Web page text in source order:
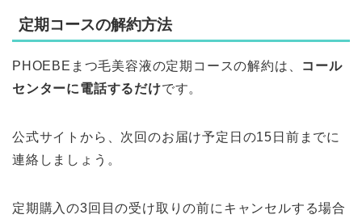
定期コースの解約方法
PHOEBEまつ毛美容液の定期コースの解約は、 コール
センターに電話するだけです。
公式サイトから、次回のお届け予定日の15日前までに
連絡しましょう。
定期購入の3回目の受け取りの前にキャンセルする場合